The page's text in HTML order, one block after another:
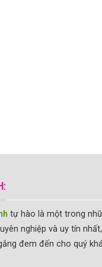
tự hào là một trong
nghiệp và uy tín nhất,
đem đến cho quý